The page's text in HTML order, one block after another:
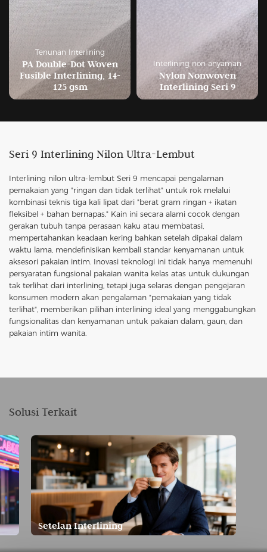
Tenunan Interlining
PA Double-Dot Woven
Fusible Interlining, 14-
125 gsm
Interlining non-anyaman
Nylon Nonwoven
Interlining Seri 9
Seri 9 Interlining Nilon Ultra-Lembut
Interlining nilon ultra-lembut Seri 9 mencapai pengalaman
pemakaian yang "ringan dan tidak terlihat" untuk rok melalui
kombinasi teknis tiga kali lipat dari "berat gram ringan + ikatan
fleksibel + bahan bernapas." Kain ini secara alami cocok dengan
gerakan tubuh tanpa perasaan kaku atau membatasi,
mempertahankan keadaan kering bahkan setelah dipakai dalam
waktu lama, mendefinisikan kembali standar kenyamanan untuk
aksesori pakaian intim. Inovasi teknologi ini tidak hanya memenuhi
persyaratan fungsional pakaian wanita kelas atas untuk dukungan
tak terlihat dari interlining, tetapi juga selaras dengan pengejaran
konsumen modern akan pengalaman "pemakaian yang tidak
terlihat", memberikan pilihan interlining ideal yang menggabungkan
fungsionalitas dan kenyamanan untuk pakaian dalam, gaun, dan
pakaian intim wanita.
Solusi Terkait
Setelan Interlining